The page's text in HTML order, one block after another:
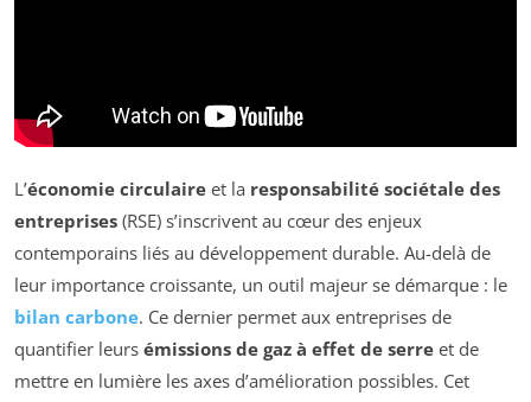
L’économie circulaire et la responsabilité sociétale des
entreprises (RSE) s’inscrivent au cœur des enjeux
contemporains liés au développement durable. Au-delà de
leur importance croissante, un outil majeur se démarque : le
bilan carbone. Ce dernier permet aux entreprises de
quantifier leurs émissions de gaz à effet de serre et de
mettre en lumière les axes d’amélioration possibles. Cet